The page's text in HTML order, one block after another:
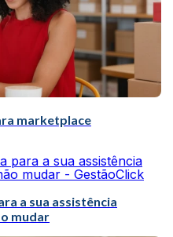
marketplace
a sua assistência
mudar